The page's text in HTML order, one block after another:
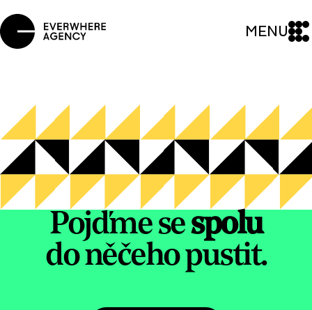
MENU
Pojďme sespolu
do něčeho pustit.